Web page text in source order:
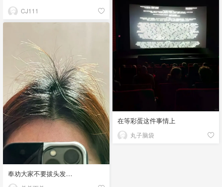
CJ111
在等彩蛋这件事情上
丸子脑袋
奉劝大家不要拔头发…